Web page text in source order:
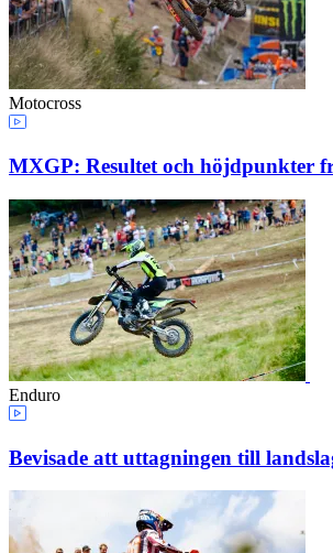
Motocross
MXGP: Resultet och höjdpunkter
Enduro
Bevisade att uttagningen till